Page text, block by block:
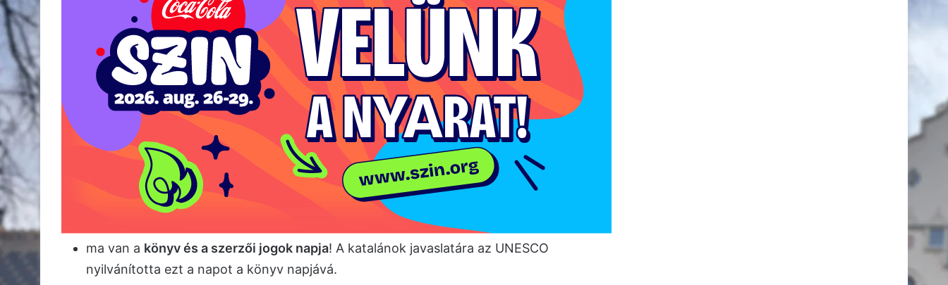
ma van a könyv és a szerzői jogok napja! A katalánok javaslatára az UNESCO
nyilvánította ezt a napot a könyv napjává.